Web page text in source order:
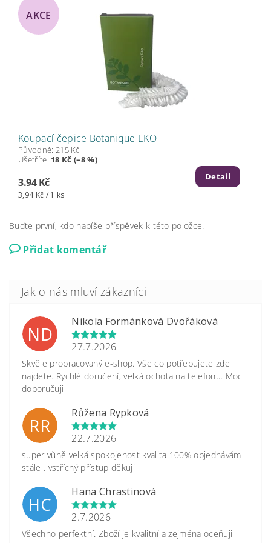
AKCE
Koupací čepice Botanique EKO
Původně: 215 Kč
Ušetříte: 18 Kč (–8 %)
3.94 Kč
3,94 Kč / 1 ks
Detail
Buďte první, kdo napíše příspěvek k této položce.
Přidat komentář
ND
Nikola Formánková Dvořáková
27.7.2026
Skvěle propracovaný e-shop. Vše co potřebujete zde
najdete. Rychlé doručení, velká ochota na telefonu. Moc
doporučuji
RR
Růžena Rypková
22.7.2026
super vůně velká spokojenost kvalita 100% objednávám
stále , vstřícný přístup děkuji
HC
Hana Chrastinová
2.7.2026
Všechno perfektní. Zboží je kvalitní a zejména oceňuji